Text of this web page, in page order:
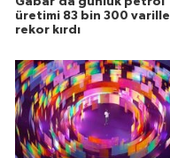
üretimi 83 bin 300 varille
rekor kırdı